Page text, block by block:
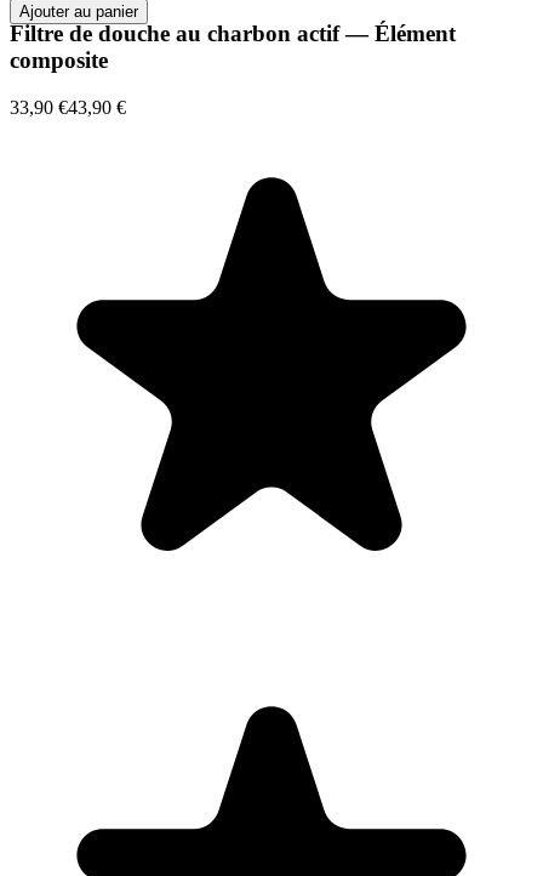
Ajouter au panier
Filtre de douche au charbon actif — Élément
composite
33,90 €43,90 €